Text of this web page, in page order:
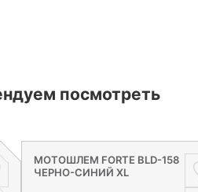
посмотреть
МОТОШЛЕМ FORTE BLD-158
ЧЕРНО-СИНИЙ XL